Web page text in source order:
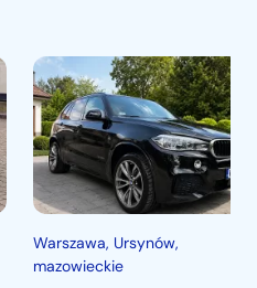
Warszawa, Ursynów,
mazowieckie